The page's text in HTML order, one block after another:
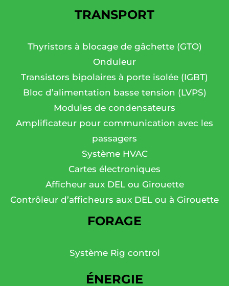
TRANSPORT
Thyristors à blocage de gâchette (GTO)
Onduleur
Transistors bipolaires à porte isolée (IGBT)
Bloc d’alimentation basse tension (LVPS)
Modules de condensateurs
Amplificateur pour communication avec les
passagers
Système HVAC
Cartes électroniques
Afficheur aux DEL ou Girouette
Contrôleur d’afficheurs aux DEL ou à Girouette
FORAGE
Système Rig control
ÉNERGIE